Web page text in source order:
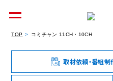
個人のお客様
TOP コミチャン 11CH・10CH
取材依頼・番組制